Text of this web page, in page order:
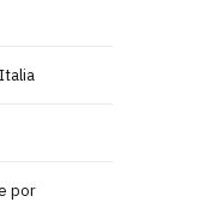
por